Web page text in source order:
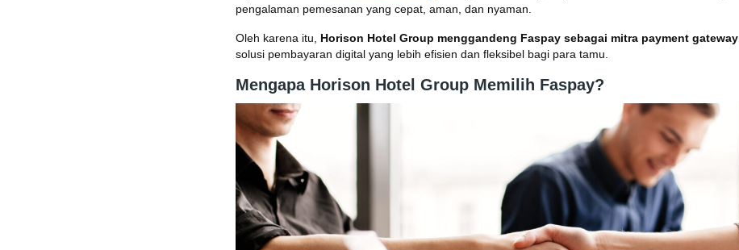
pengalaman pemesanan yang cepat, aman, dan nyaman.
Oleh karena itu, Horison Hotel Group menggandeng Faspay sebagai mitra payment gateway
solusi pembayaran digital yang lebih efisien dan fleksibel bagi para tamu.
Mengapa Horison Hotel Group Memilih Faspay?